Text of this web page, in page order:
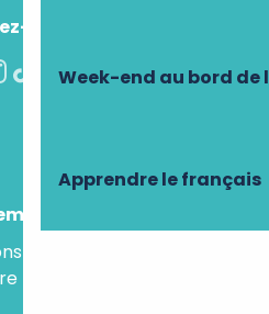
Week-end au bord de
Apprendre le français
nous !
plans et idées séjours
boite mail.